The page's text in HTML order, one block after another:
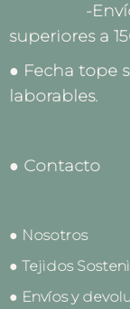
-Envío
superiores a
● Fecha tope
laborables.
● Contacto
● Nosotros
● Tejidos
● Envíos y